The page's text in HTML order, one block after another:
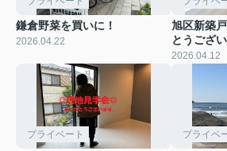
鎌倉野菜を買いに！
2026.04.22
旭区新築
とうござい
2026.04.12
プライベート プライベ